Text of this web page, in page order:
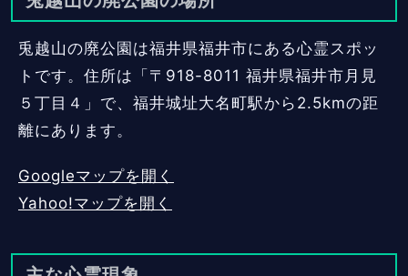
兎越山の廃公園は福井県福井市にある心霊スポッ
トです。住所は「〒918-8011 福井県福井市月見
５丁目４」で、福井城址大名町駅から2.5kmの距
離にあります。
Googleマップを開く
Yahoo!マップを開く